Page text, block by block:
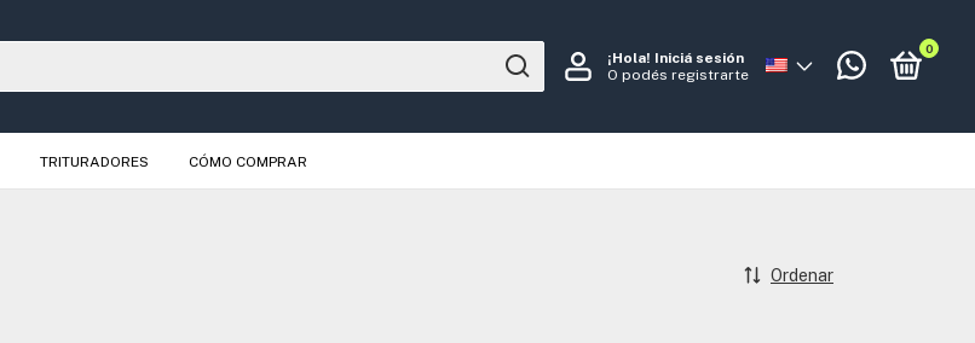
¡Hola! Iniciá sesión
O podés registrarte
0
TRITURADORES CÓMO COMPRAR
Ordenar